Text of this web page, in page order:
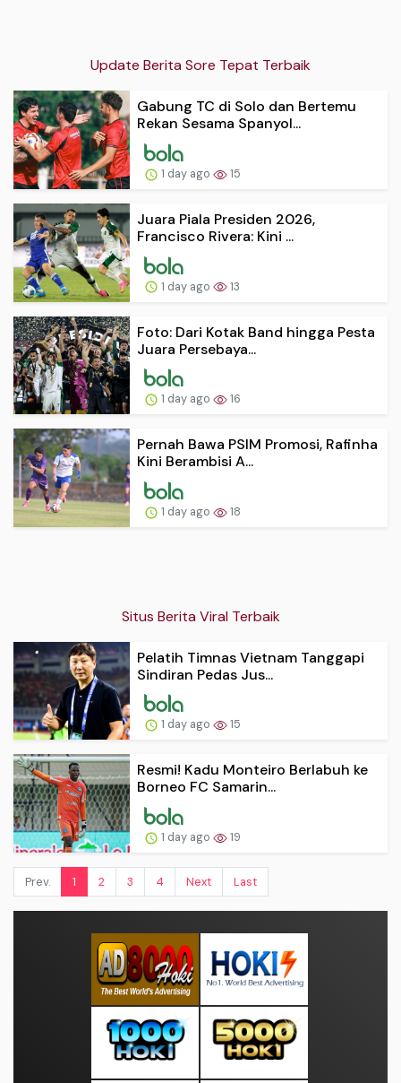
Update Berita Sore Tepat Terbaik
Gabung TC di Solo dan Bertemu
Rekan Sesama Spanyol...
1 day ago 15
Juara Piala Presiden 2026,
Francisco Rivera: Kini ...
1 day ago 13
Foto: Dari Kotak Band hingga Pesta
Juara Persebaya...
1 day ago 16
Pernah Bawa PSIM Promosi, Rafinha
Kini Berambisi A...
1 day ago 18
Situs Berita Viral Terbaik
Pelatih Timnas Vietnam Tanggapi
Sindiran Pedas Jus...
1 day ago 15
Resmi! Kadu Monteiro Berlabuh ke
Borneo FC Samarin...
1 day ago 19
Prev. 1 2 3 4 Next Last